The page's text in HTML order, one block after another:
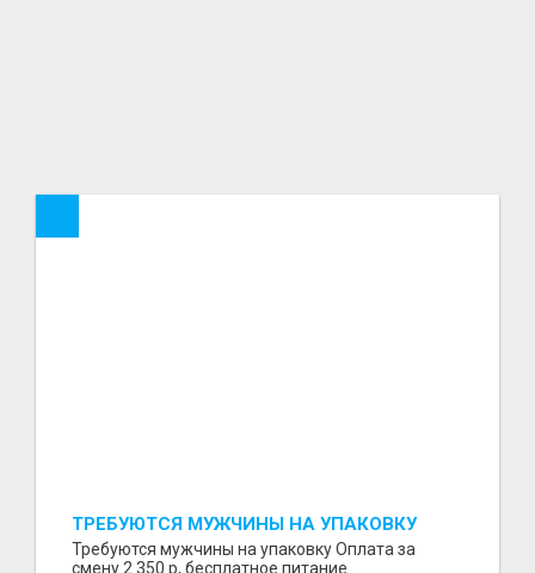
ТРЕБУЮТСЯ МУЖЧИНЫ НА УПАКОВКУ
Требуются мужчины на упаковку Оплата за
смену 2 350 р, бесплатное питание.